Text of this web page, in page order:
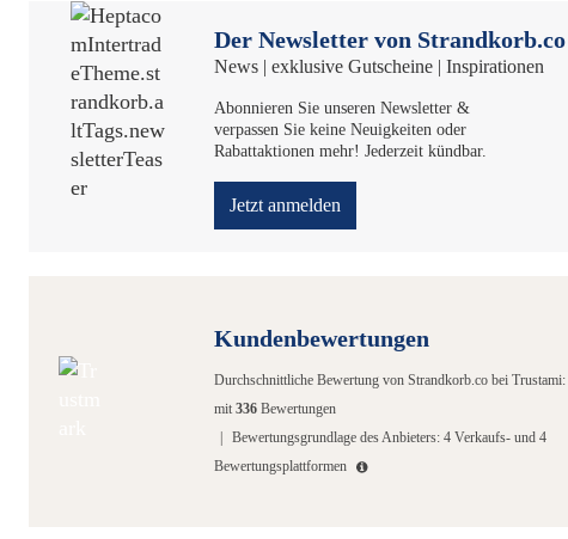
Der Newsletter von Strandkorb.co
News | exklusive Gutscheine | Inspirationen
Abonnieren Sie unseren Newsletter &
verpassen Sie keine Neuigkeiten oder
Rabattaktionen mehr! Jederzeit kündbar.
Jetzt anmelden
Kundenbewertungen
Durchschnittliche Bewertung von Strandkorb.co bei Trustami:
mit 336 Bewertungen
| Bewertungsgrundlage des Anbieters: 4 Verkaufs- und 4
Bewertungsplattformen